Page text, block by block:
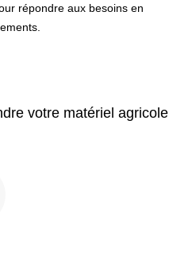
répondre aux besoins en
votre matériel